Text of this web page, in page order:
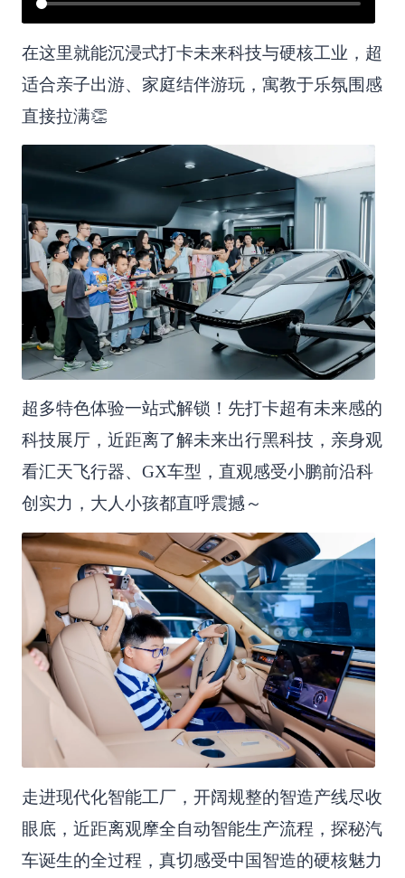
在这里就能沉浸式打卡未来科技与硬核工业，超
适合亲子出游、家庭结伴游玩，寓教于乐氛围感
直接拉满👏
超多特色体验一站式解锁！先打卡超有未来感的
科技展厅，近距离了解未来出行黑科技，亲身观
看汇天飞行器、GX车型，直观感受小鹏前沿科
创实力，大人小孩都直呼震撼～
走进现代化智能工厂，开阔规整的智造产线尽收
眼底，近距离观摩全自动智能生产流程，探秘汽
车诞生的全过程，真切感受中国智造的硬核魅力